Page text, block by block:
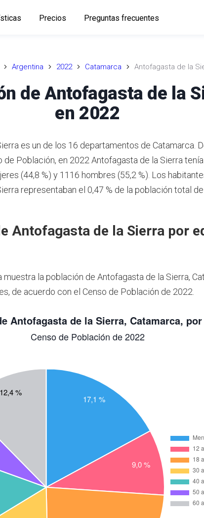
Precios Preguntas frecuentes
Argentina 2022 Catamarca Antofagasta de la
de Antofagasta de la
en 2022
es un de los 16 departamentos de Catamarca.
de Población, en 2022 Antofagasta de la Sierra
(44,8 %) y 1116 hombres (55,2 %). Los
representaban el 0,47 % de la población total
Antofagasta de la Sierra por
muestra la población de Antofagasta de la Sierra,
de acuerdo con el Censo de Población de 2022.